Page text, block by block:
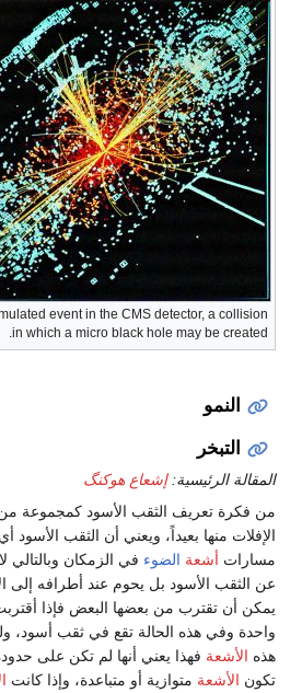
event in the CMS detector, a collision
in which a micro black hole may be created.
النمو
التبخر
المقالة الرئيسية:إشعاع هوكنگ
من فكرة تعريف الثقب الأسود كمجموعة من
الإفلات منها بعيداً، ويعني أن الثقب
مسارات أشعة الضوء في الزمكان وبالتالي
عن الثقب الأسود بل يحوم عند أطرافه إلى
يمكن أن تقترب من بعضها البعض فإذا
واحدة وفي هذه الحالة تقع في ثقب أسود،
هذه الأشعة فهذا يعني أنها لم تكن على
تكون الأشعة متوازية أو متباعدة، وإذا كانت